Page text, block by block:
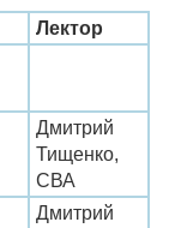
Лектор
Дмитрий
Тищенко,
СВА
Дмитрий